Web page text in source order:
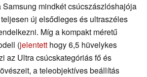
mindkét csúcszászlóshajója
új elsődleges és ultraszéles
Míg a kompakt méretű
(jelentett hogy 6,5 hüvelykes
az Ultra csúcskategóriás fő és
a teleobjektíves beállítás